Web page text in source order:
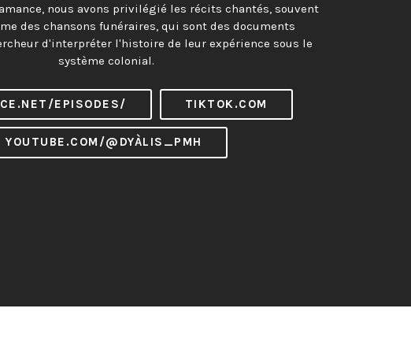
nous avons privilégié les récits chantés, souvent
des chansons funéraires, qui sont des documents
d'interpréter l'histoire de leur expérience sous le
système colonial.
EPISODES/ TIKTOK.COM
YOUTUBE.COM/@DYÀLIS_PMH